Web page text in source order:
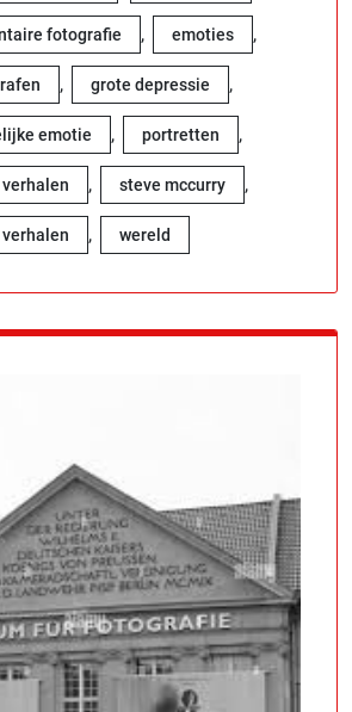
fotografie , emoties ,
, grote depressie ,
emotie , portretten ,
, steve mccurry ,
verhalen , wereld